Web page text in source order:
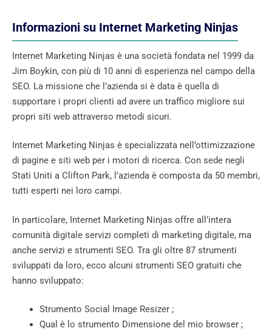
Informazioni su Internet Marketing Ninjas
Internet Marketing Ninjas è una società fondata nel 1999 da
Jim Boykin, con più di 10 anni di esperienza nel campo della
SEO. La missione che l’azienda si è data è quella di
supportare i propri clienti ad avere un traffico migliore sui
propri siti web attraverso metodi sicuri.
Internet Marketing Ninjas è specializzata nell’ottimizzazione
di pagine e siti web per i motori di ricerca. Con sede negli
Stati Uniti a Clifton Park, l’azienda è composta da 50 membri,
tutti esperti nei loro campi.
In particolare, Internet Marketing Ninjas offre all’intera
comunità digitale servizi completi di marketing digitale, ma
anche servizi e strumenti SEO. Tra gli oltre 87 strumenti
sviluppati da loro, ecco alcuni strumenti SEO gratuiti che
hanno sviluppato:
Strumento Social Image Resizer ;
Qual è lo strumento Dimensione del mio browser ;